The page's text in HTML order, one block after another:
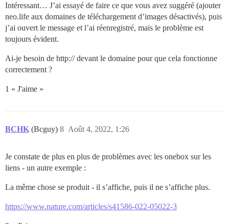
Intéressant… J’ai essayé de faire ce que vous avez suggéré (ajouter
neo.life aux domaines de téléchargement d’images désactivés), puis
j’ai ouvert le message et l’ai réenregistré, mais le problème est
toujours évident.
Ai-je besoin de http:// devant le domaine pour que cela fonctionne
correctement ?
1 « J'aime »
BCHK (Bcguy) Août 4, 2022, 1:26
8
Je constate de plus en plus de problèmes avec les onebox sur les
liens - un autre exemple :
La même chose se produit - il s’affiche, puis il ne s’affiche plus.
https://www.nature.com/articles/s41586-022-05022-3